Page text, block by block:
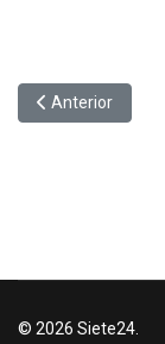
Artículo
Anterior
© 2026 Siete24.